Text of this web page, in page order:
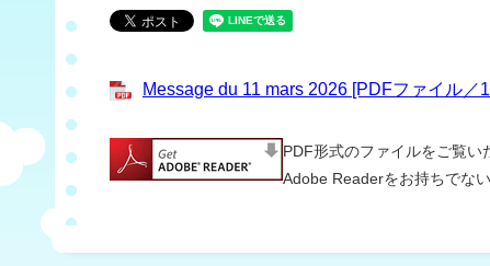
Message du 11 mars 2026 [PDFファイル／
PDF形式のファイルをご覧い
Adobe Readerをお持ちでな